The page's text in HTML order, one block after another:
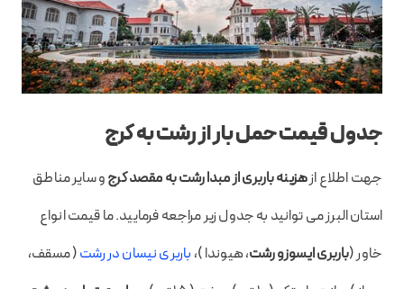
جدول قیمت حمل بار از رشت به کرج
جهت اطلاع ازهزینه باربری از مبدا رشت به مقصد کرجو سایر مناطق
استان البرز می توانید به جدول زیر مراجعه فرمایید. ما قیمت انواع
خاور (باربری ایسوزو رشت، هیوندا )، باربری نیسان در رشت( مسقف،